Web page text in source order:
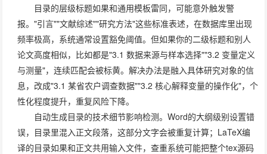
目录的层级标题如果和通用模板雷同，可能意外触发警
报。"引言""文献综述""研究方法"这些标准表述，在数据库里出现
频率极高，系统通常设置豁免阈值。但如果你的二级标题和别人
论文高度相似，比如都是"3.1 数据来源与样本选择""3.2 变量定义
与测量"，连续匹配会被标黄。解决办法是融入具体研究对象的信
息，改成"3.1 某省农户调查数据""3.2 核心解释变量的操作化"，个
性化程度提升，重复风险下降。
自动生成目录的技术细节影响检测。Word的大纲级别设置错
误，目录里混入正文段落，这部分文字会被重复计算；LaTeX编
译的目录如果和正文共用输入文件，查重系统可能把整个tex源码